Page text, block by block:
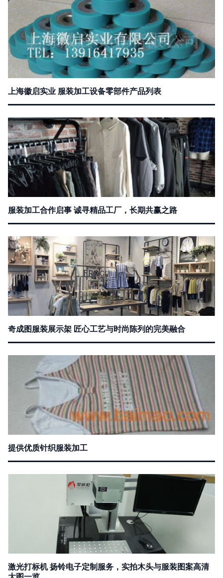
上海徽启实业 服装加工设备零部件产品列表
服装加工合作启事 诚寻精品工厂，长期共赢之路
奇成图服装展示架 匠心工艺与时尚陈列的完美融合
提供优质针织服装加工
激光打标机 扬铃电子定制服务，实拍木头与服装图案高清